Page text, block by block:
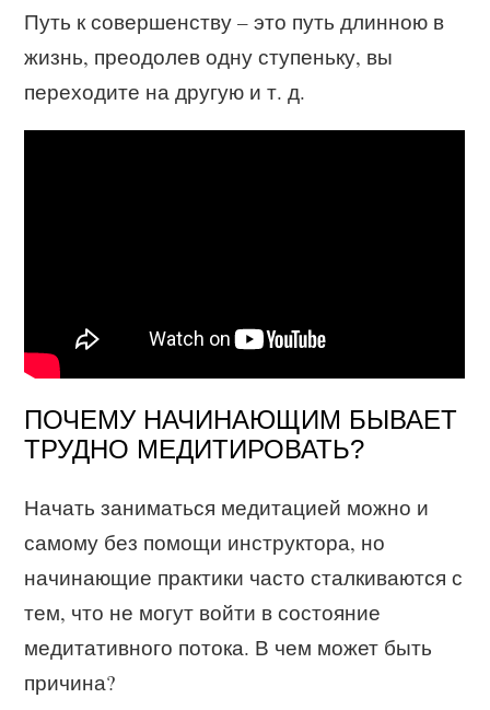
Путь к совершенству – это путь длинною в
жизнь, преодолев одну ступеньку, вы
переходите на другую и т. д.
ПОЧЕМУ НАЧИНАЮЩИМ БЫВАЕТ
ТРУДНО МЕДИТИРОВАТЬ?
Начать заниматься медитацией можно и
самому без помощи инструктора, но
начинающие практики часто сталкиваются с
тем, что не могут войти в состояние
медитативного потока. В чем может быть
причина?